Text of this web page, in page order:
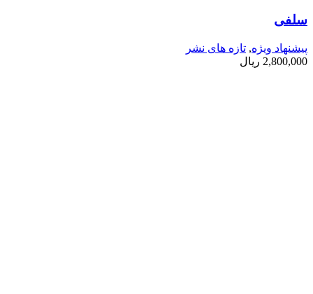
سلفی
پیشنهاد ویژه, تازه های نشر
2,800,000 ریال